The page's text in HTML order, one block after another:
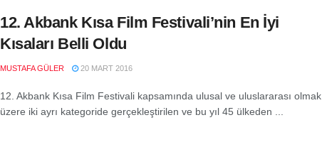
12. Akbank Kısa Film Festivali’nin En İyi
Kısaları Belli Oldu
MUSTAFA GÜLER 20 MART 2016
12. Akbank Kısa Film Festivali kapsamında ulusal ve uluslararası olmak
üzere iki ayrı kategoride gerçekleştirilen ve bu yıl 45 ülkeden ...